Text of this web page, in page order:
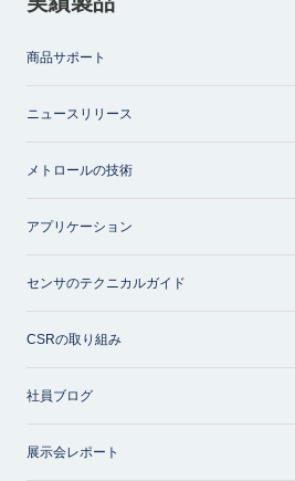
商品サポート
ニュースリリース
メトロールの技術
アプリケーション
センサのテクニカルガイド
CSRの取り組み
社員ブログ
展示会レポート